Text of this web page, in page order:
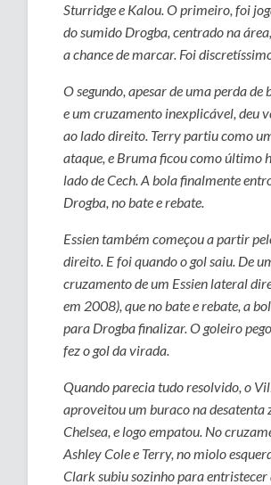
Sturridge e Kalou. O primeiro, foi
do sumido Drogba, centrado na
a chance de marcar. Foi
O segundo, apesar de uma perda de
e um cruzamento inexplicável, deu
ao lado direito. Terry partiu como
ataque, e Bruma ficou como último
lado de Cech. A bola finalmente
Drogba, no bate e rebate.
Essien também começou a partir
direito. E foi quando o gol saiu. De
cruzamento de um Essien lateral
em 2008), que no bate e rebate, a
para Drogba finalizar. O goleiro
fez o gol da virada.
Quando parecia tudo resolvido, o
aproveitou um buraco na desatenta
Chelsea, e logo empatou. No
Ashley Cole e Terry, no miolo
Clark subiu sozinho para entristecer